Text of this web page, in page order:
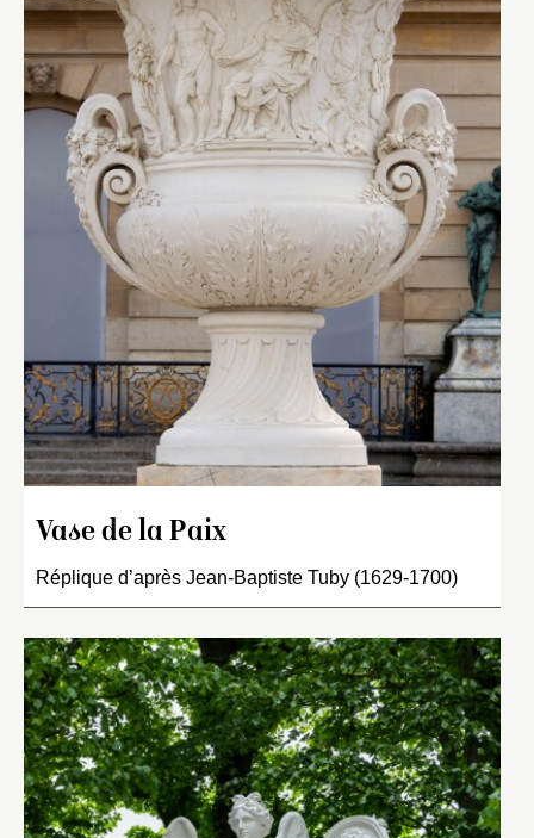
Vase de la Paix
Réplique d’après Jean-Baptiste Tuby (1629-1700)